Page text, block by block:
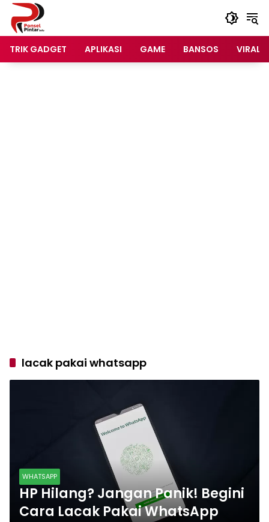
Langsung
konten
TRIK GADGET
APLIKASI GAME BANSOS VIRAL
lacak pakai whatsapp
WHATSAPP
HP Hilang? Jangan Panik! Begini
Cara Lacak Pakai WhatsApp